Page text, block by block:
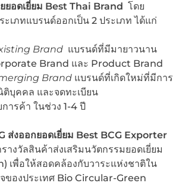
ยอดเยี่ยม Best Thai Brand โดย
เภทแบรนด์ออกเป็น 2 ประเภท ได้แก่
Brand แบรนด์ที่มีมายาวนาน
Brand และ Product Brand
Brand แบรนด์ที่เกิดใหม่ที่มีการ
ติบุคคล และจดทะเบียน
การค้า ในช่วง 1-4 ปี
ส่งออกยอดเยี่ยม Best BCG Exporter
างวัลสินค้าส่งเสริมนวัตกรรมยอดเยี่ยม
เพื่อให้สอดคล้องกับวาระแห่งชาติใน
ของประเทศ Bio Circular-Green